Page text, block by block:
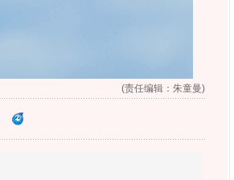
(责任编辑：朱童曼)